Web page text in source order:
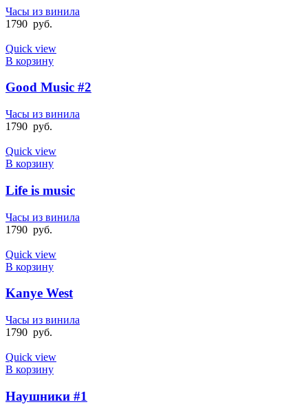
Часы из винила
1790 руб.
Quick view
В корзину
Good Music #2
Часы из винила
1790 руб.
Quick view
В корзину
Life is music
Часы из винила
1790 руб.
Quick view
В корзину
Kanye West
Часы из винила
1790 руб.
Quick view
В корзину
Наушники #1